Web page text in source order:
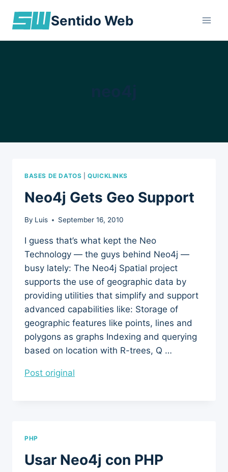
Sentido Web
BASES DE DATOS |QUICKLINKS
Neo4j Gets Geo Support
By Luis September 16, 2010
I guess that’s what kept the Neo
Technology — the guys behind Neo4j —
busy lately: The Neo4j Spatial project
supports the use of geographic data by
providing utilities that simplify and support
advanced capabilities like: Storage of
geographic features like points, lines and
polygons as graphs Indexing and querying
based on location with R-trees, Q …
Post original
PHP
Usar Neo4j con PHP